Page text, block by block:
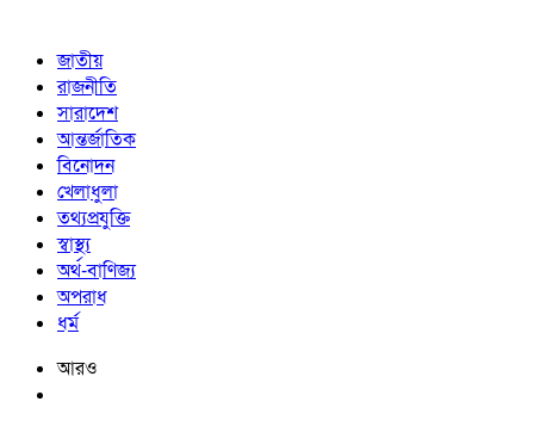
জাতীয়
রাজনীতি
সারাদেশ
আন্তর্জাতিক
বিনোদন
খেলাধুলা
তথ্যপ্রযুক্তি
স্বাস্থ্য
অর্থ-বাণিজ্য
অপরাধ
ধর্ম
আরও